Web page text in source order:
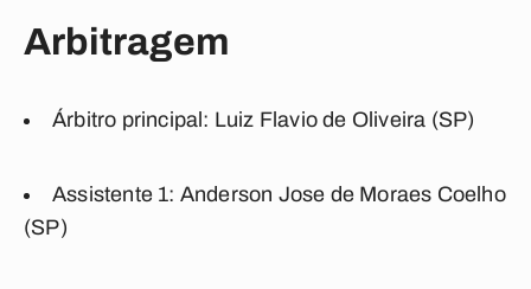
Arbitragem
Árbitro principal: Luiz Flavio de Oliveira (SP)
Assistente 1: Anderson Jose de Moraes Coelho
(SP)